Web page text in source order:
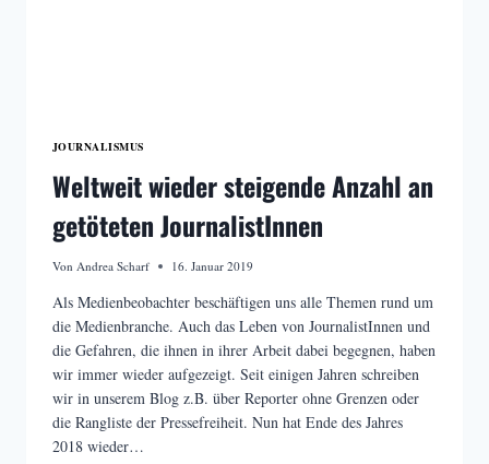
JOURNALISMUS
Weltweit wieder steigende Anzahl an
getöteten JournalistInnen
Von Andrea Scharf 16. Januar 2019
Als Medienbeobachter beschäftigen uns alle Themen rund um
die Medienbranche. Auch das Leben von JournalistInnen und
die Gefahren, die ihnen in ihrer Arbeit dabei begegnen, haben
wir immer wieder aufgezeigt. Seit einigen Jahren schreiben
wir in unserem Blog z.B. über Reporter ohne Grenzen oder
die Rangliste der Pressefreiheit. Nun hat Ende des Jahres
2018 wieder…